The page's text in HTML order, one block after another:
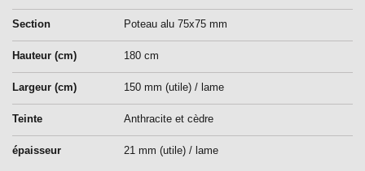
Section Poteau alu 75x75 mm
Hauteur (cm) 180 cm
Largeur (cm) 150 mm (utile) / lame
Teinte Anthracite et cèdre
épaisseur 21 mm (utile) / lame